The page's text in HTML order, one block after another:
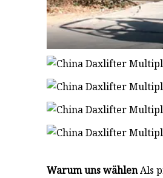
Warum uns wählenAls